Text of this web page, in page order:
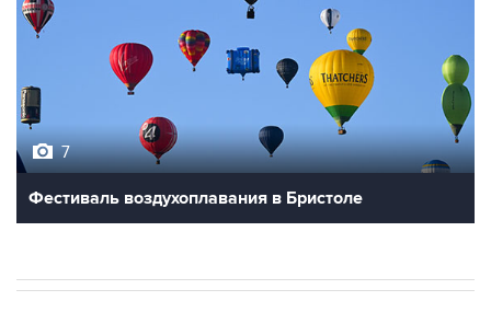
7
Фестиваль воздухоплавания в Бристоле